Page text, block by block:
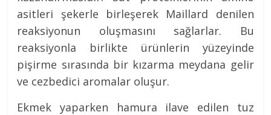
asitleri şekerle birleşerek Maillard denilen
reaksiyonun oluşmasını sağlarlar. Bu
reaksiyonla birlikte ürünlerin yüzeyinde
pişirme sırasında bir kızarma meydana gelir
ve cezbedici aromalar oluşur.
Ekmek yaparken hamura ilave edilen tuz